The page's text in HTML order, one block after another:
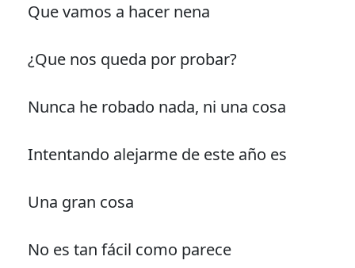
Que vamos a hacer nena
¿Que nos queda por probar?
Nunca he robado nada, ni una cosa
Intentando alejarme de este año es
Una gran cosa
No es tan fácil como parece